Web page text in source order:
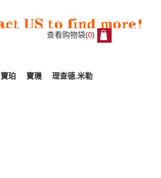
查看购物袋(0)
寶珀 寶璣 理查德.米勒